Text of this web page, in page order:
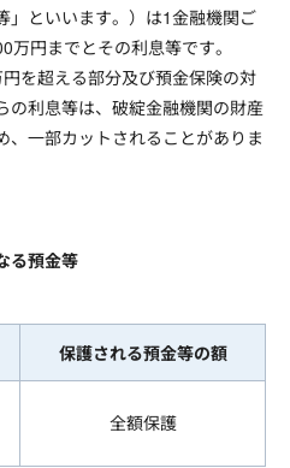
」といいます。）は1金融機関ご
円までとその利息等です。
を超える部分及び預金保険の対
の利息等は、破綻金融機関の財産
、一部カットされることがありま
る預金等
保護される預金等の額
全額保護